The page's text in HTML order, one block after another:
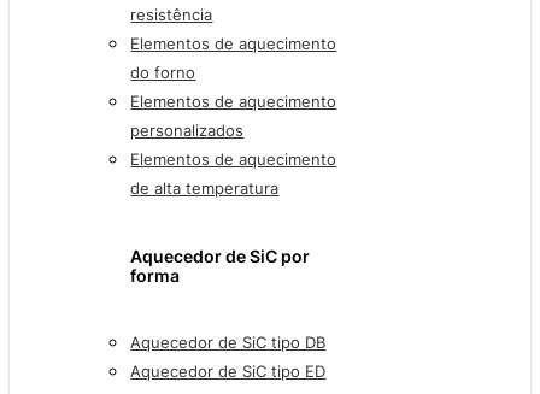
resistência
Elementos de aquecimento
do forno
Elementos de aquecimento
personalizados
Elementos de aquecimento
de alta temperatura
Aquecedor de SiC por
forma
Aquecedor de SiC tipo DB
Aquecedor de SiC tipo ED